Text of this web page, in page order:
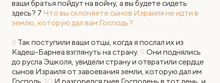
ваши братья пойдут на войну, а вы будете сидеть
здесь? 7 Что вы склоняете сынов Израиля не идти в
землю, которую дал вам Господь?
8 Так поступили ваши отцы, когда я послал их из
Кадеш-Барнеа взглянуть на страну. 9 Они поднялись
до русла Эшколя, увидели страну и отвратили сердце
сынов Израиля от завоевания земли, которую дал им